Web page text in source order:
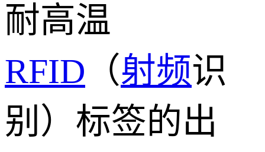
耐高温
RFID （射频识
别）标签的出